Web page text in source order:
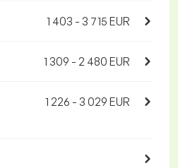
1 403 - 3 715 EUR
1 309 - 2 480 EUR
1 226 - 3 029 EUR